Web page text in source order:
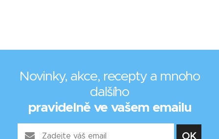
Novinky, akce, recepty a mnoho
dalšího
pravidelně ve vašem emailu